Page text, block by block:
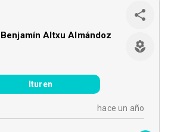
Benjamín Altxu Almándoz
Ituren
hace un año